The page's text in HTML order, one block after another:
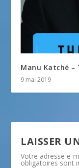
Manu Katché –
9 mai 2019
LAISSER
Votre adresse e-
obligatoires sont